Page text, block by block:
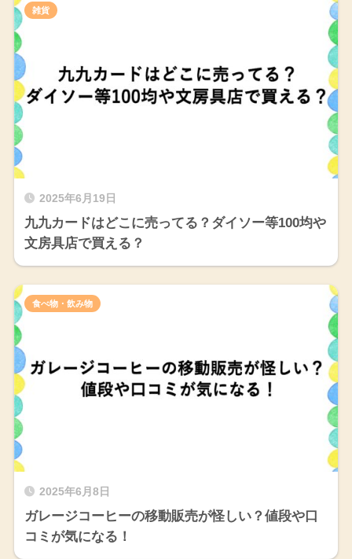
2025年6月19日
九九カードはどこに売ってる？ダイソー等100均や
文房具店で買える？
雑貨
2025年6月8日
ガレージコーヒーの移動販売が怪しい？値段や口
コミが気になる！
食べ物・飲み物